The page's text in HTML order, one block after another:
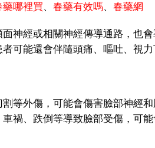
藥哪裡買、 春藥有效嗎、 春藥網
經或相關神經傳導通路，也會
可能還會伴隨頭痛、嘔吐、視力
外傷，可能會傷害臉部神經和
禍、跌倒等導致臉部受傷，可